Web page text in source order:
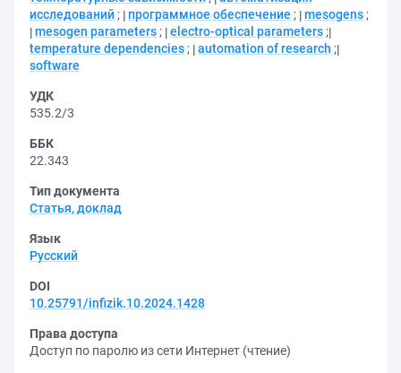
исследований ; программное обеспечение ; mesogens ;
mesogen parameters ; electro-optical parameters ;
temperature dependencies ; automation of research ;
software
УДК
535.2/3
ББК
22.343
Тип документа
Статья, доклад
Язык
Русский
DOI
10.25791/infizik.10.2024.1428
Права доступа
Доступ по паролю из сети Интернет (чтение)